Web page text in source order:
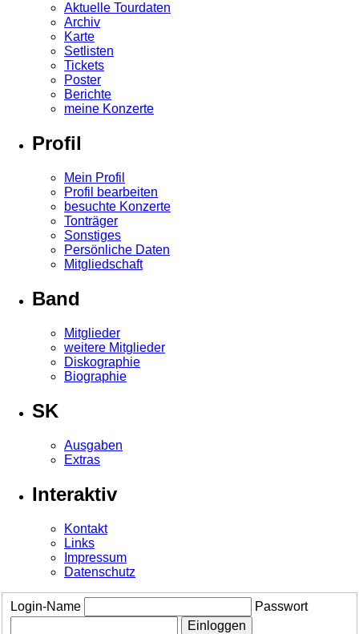
Aktuelle Tourdaten
Archiv
Karte
Setlisten
Tickets
Poster
Berichte
meine Konzerte
Profil
Mein Profil
Profil bearbeiten
besuchte Konzerte
Tonträger
Sonstiges
Persönliche Daten
Mitgliedschaft
Band
Mitglieder
weitere Mitglieder
Diskographie
Biographie
SK
Ausgaben
Extras
Interaktiv
Kontakt
Links
Impressum
Datenschutz
Login-Name Passwort